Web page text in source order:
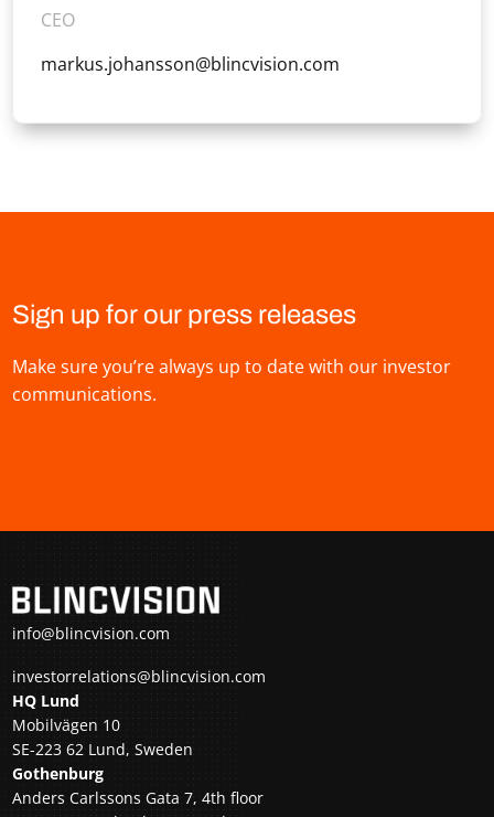
CEO
markus.johansson@blincvision.com
Sign up for our press releases
Make sure you’re always up to date with our investor
communications.
info@blincvision.com
investorrelations@blincvision.com
HQ Lund
Mobilvägen 10
SE-223 62 Lund, Sweden
Gothenburg
Anders Carlssons Gata 7, 4th floor